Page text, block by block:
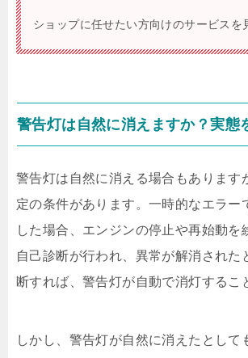
ショップに任せたい方向けのサービスを
警告灯は自然に消えますか？実態
警告灯は自然に消える場合もあります
定の条件があります。一時的なエラー
した場合、エンジンの停止や再始動を
自己診断が行われ、異常が解消された
断すれば、警告灯が自動で消灯するこ
しかし、警告灯が自然に消えたとして